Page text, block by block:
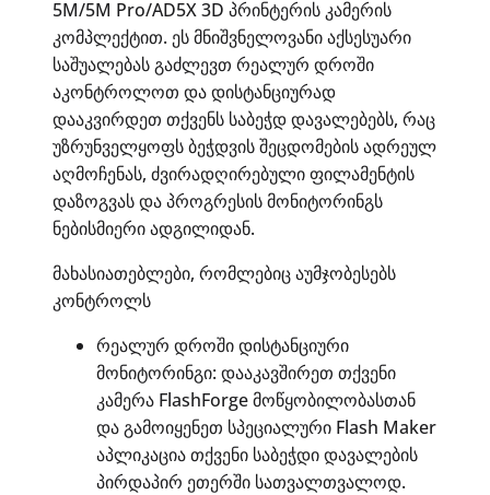
5M/5M Pro/AD5X 3D პრინტერის კამერის
კომპლექტით. ეს მნიშვნელოვანი აქსესუარი
საშუალებას გაძლევთ რეალურ დროში
აკონტროლოთ და დისტანციურად
დააკვირდეთ თქვენს საბეჭდ დავალებებს, რაც
უზრუნველყოფს ბეჭდვის შეცდომების ადრეულ
აღმოჩენას, ძვირადღირებული ფილამენტის
დაზოგვას და პროგრესის მონიტორინგს
ნებისმიერი ადგილიდან.
მახასიათებლები, რომლებიც აუმჯობესებს
კონტროლს
რეალურ დროში დისტანციური
მონიტორინგი: დააკავშირეთ თქვენი
კამერა FlashForge მოწყობილობასთან
და გამოიყენეთ სპეციალური Flash Maker
აპლიკაცია თქვენი საბეჭდი დავალების
პირდაპირ ეთერში სათვალთვალოდ.